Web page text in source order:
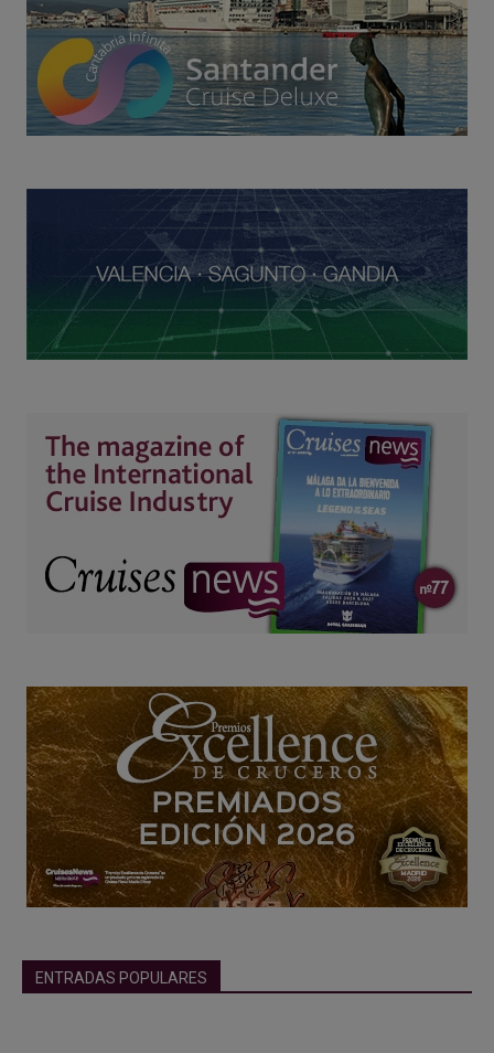
ENTRADAS POPULARES